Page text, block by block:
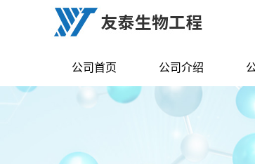
公司首页 公司介绍